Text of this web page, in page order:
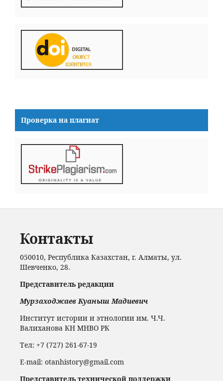
Проверка на плагиат
Контакты
050010, Республика Казахстан, г. Алматы, ул.
Шевченко, 28.
Представитель редакции
Мурзаходжаев Куаныш Мадиевич
Институт истории и этнологии им. Ч.Ч.
Валиханова КН МНВО РК
Тел: +7 (727) 261-67-19
Е-mail: otanhistory@gmail.com
Представитель технической поддержки